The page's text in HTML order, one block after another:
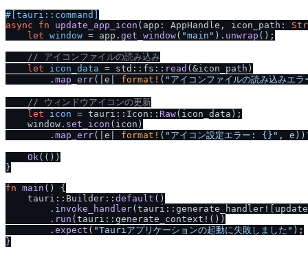
#[tauri::command]
async
fn update_app_icon (app: AppHandle, icon_path:
let window = app. get_window( "main" ). unwrap ();
/ / アイコンファイルの読み込み
let
icon_data = std::fs:: read (&icon_path)
        .
map_err(|e| format! ( "アイコンファイルの読み込み
/ / ウィンドウアイコンの更新
let
icon = tauri::Icon:: Raw(icon_data);
    window.
set_icon (icon)
        .
map_err(|e| format! ( "アイコン設定エラー: {}" ,
Ok (())
}
fn main () {
    tauri::Builder::
default ()
        .
invoke_handler
        .
run (tauri::generate_context!())
        .
expect ( "Tauriアプリケーションの起動に失敗しました" );